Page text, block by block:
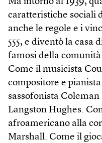
caratteristiche sociali
anche le regole e i
555, e diventò la casa
famosi della
Come il musicista
compositore e
sassofonista
Langston Hughes.
afroamericano alla
Marshall. Come il